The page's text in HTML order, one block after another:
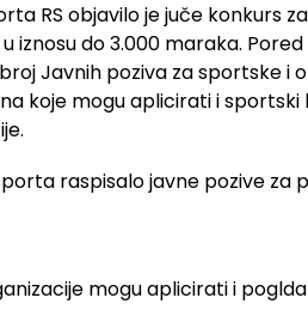
RS objavilo je juče konkurs
do 3.000 maraka.
Javnih poziva za sportske i
koje mogu aplicirati i sportski
mogu aplicirati i